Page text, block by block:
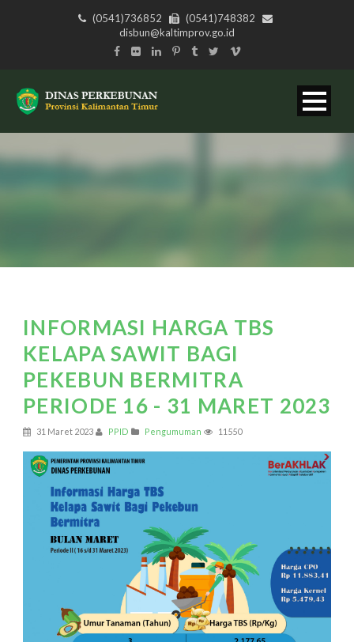
(0541)736852
(0541)748382
disbun@kaltimprov.go.id
INFORMASI HARGA TBS
KELAPA SAWIT BAGI
PEKEBUN BERMITRA
PERIODE 16 - 31 MARET 2023
31 Maret 2023 PPID Pengumuman 11550